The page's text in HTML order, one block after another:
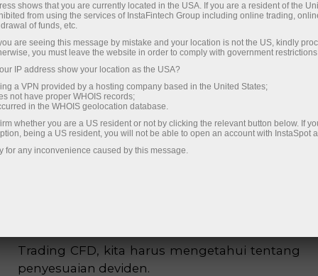
Bagian ini akan membantu mereka yang
melakukan trading CFD. Halaman ini berisi
daftar dividen dan informasi tanggal
pembayaran terdekat pada setiap akun
trading NYSE.
Buka akun trading Deposit uang
Trading CFD, kita harus mengetahui tentang
penyesuaian deviden.
shows that you are currently located in the USA. If you are a resident of the
from using the services of InstaFintech Group including online trading,
of funds, etc.
are seeing this message by mistake and your location is not the US, kindly
you must leave the website in order to comply with government
IP address show your location as the USA?
a VPN provided by a hosting company based in the United States;
not have proper WHOIS records;
in the WHOIS geolocation database.
whether you are a US resident or not by clicking the relevant button below. If
being a US resident, you will not be able to open an account with InstaSpot
for any inconvenience caused by this message.